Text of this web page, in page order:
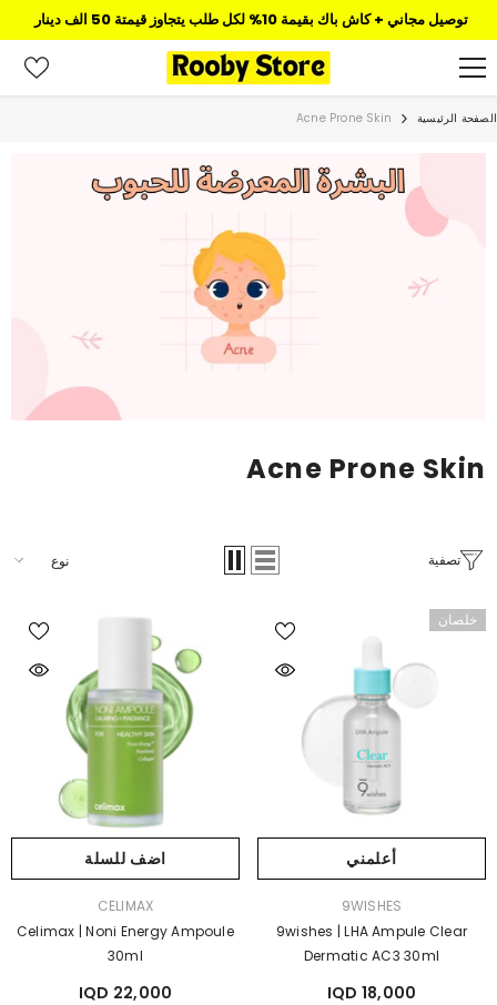
تخطى الى المحتوى
توصيل مجاني + كاش باك بقيمة 10% لكل طلب يتجاوز قيمتة 50 الف دينار
الصفحة الرئيسية Acne Prone Skin
Acne Prone Skin
تصفية نوع
خلصان
أعلمني
9WISHES
9wishes | LHA Ampule Clear
Dermatic AC3 30ml
18,000 IQD
اضف للسلة
CELIMAX
Celimax | Noni Energy Ampoule
30ml
22,000 IQD